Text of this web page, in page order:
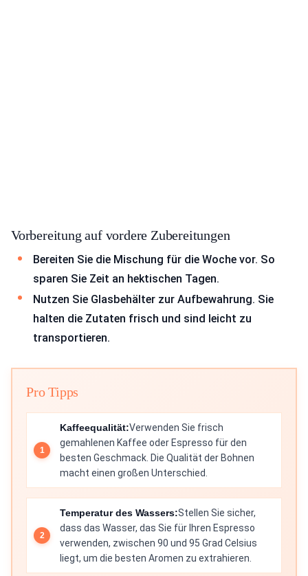
Vorbereitung auf vordere Zubereitungen
Bereiten Sie die Mischung für die Woche vor. So
sparen Sie Zeit an hektischen Tagen.
Nutzen Sie Glasbehälter zur Aufbewahrung. Sie
halten die Zutaten frisch und sind leicht zu
transportieren.
Pro Tipps
Kaffeequalität:Verwenden Sie frisch
gemahlenen Kaffee oder Espresso für den
besten Geschmack. Die Qualität der Bohnen
macht einen großen Unterschied.
Temperatur des Wassers:Stellen Sie sicher,
dass das Wasser, das Sie für Ihren Espresso
verwenden, zwischen 90 und 95 Grad Celsius
liegt, um die besten Aromen zu extrahieren.